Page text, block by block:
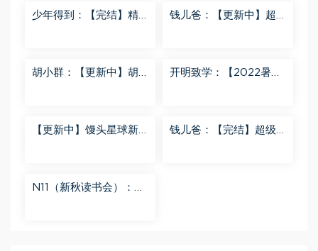
少年得到：【完结】精
钱儿爸：【更新中】超
胡小群：【更新中】胡
开明致学：【2022暑
【更新中】馒头星球新
钱儿爸：【完结】超级
N11（新秋读书会）：